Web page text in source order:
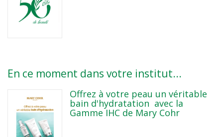
En ce moment dans votre institut...
Offrez à votre peau un véritable
bain d'hydratation avec la
Gamme IHC de Mary Cohr